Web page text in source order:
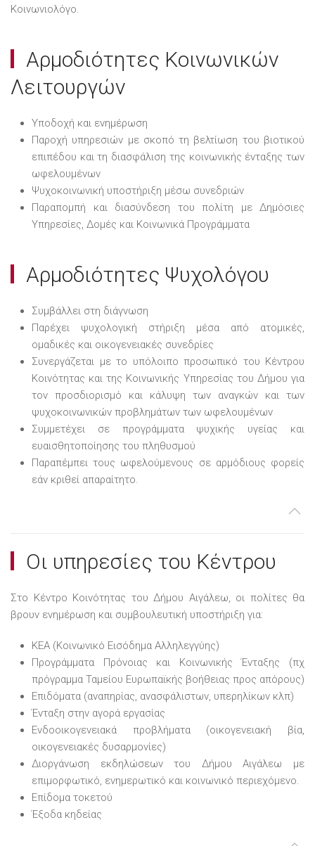
Κοινωνιολόγο.
Αρμοδιότητες Κοινωνικών
Λειτουργών
Υποδοχή και ενημέρωση
Παροχή υπηρεσιών με σκοπό τη βελτίωση του βιοτικού
επιπέδου και τη διασφάλιση της κοινωνικής ένταξης των
ωφελουμένων
Ψυχοκοινωνική υποστήριξη μέσω συνεδριών
Παραπομπή και διασύνδεση του πολίτη με Δημόσιες
Υπηρεσίες, Δομές και Κοινωνικά Προγράμματα
Αρμοδιότητες Ψυχολόγου
Συμβάλλει στη διάγνωση
Παρέχει ψυχολογική στήριξη μέσα από ατομικές,
ομαδικές και οικογενειακές συνεδρίες
Συνεργάζεται με το υπόλοιπο προσωπικό του Κέντρου
Κοινότητας και της Κοινωνικής Υπηρεσίας του Δήμου για
τον προσδιορισμό και κάλυψη των αναγκών και των
ψυχοκοινωνικών προβλημάτων των ωφελουμένων
Συμμετέχει σε προγράμματα ψυχικής υγείας και
ευαισθητοποίησης του πληθυσμού
Παραπέμπει τους ωφελούμενους σε αρμόδιους φορείς
εάν κριθεί απαραίτητο.
Οι υπηρεσίες του Κέντρου
Στο Κέντρο Κοινότητας του Δήμου Αιγάλεω, οι πολίτες θα
βρουν ενημέρωση και συμβουλευτική υποστήριξη για:
ΚΕΑ (Κοινωνικό Εισόδημα Αλληλεγγύης)
Προγράμματα Πρόνοιας και Κοινωνικής Ένταξης (πχ
πρόγραμμα Ταμείου Ευρωπαϊκής βοήθειας προς απόρους)
Επιδόματα (αναπηρίας, ανασφάλιστων, υπερηλίκων κλπ)
Ένταξη στην αγορά εργασίας
Ενδοοικογενειακά προβλήματα (οικογενειακή βία,
οικογενειακές δυσαρμονίες)
Διοργάνωση εκδηλώσεων του Δήμου Αιγάλεω με
επιμορφωτικό, ενημερωτικό και κοινωνικό περιεχόμενο.
Επίδομα τοκετού
Έξοδα κηδείας